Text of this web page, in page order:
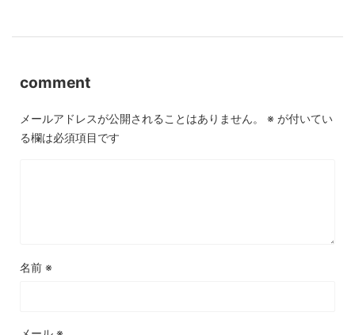
comment
メールアドレスが公開されることはありません。 ※ が付いてい
る欄は必須項目です
名前 ※